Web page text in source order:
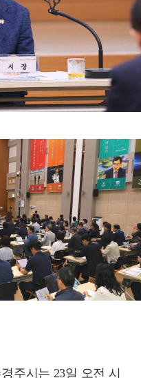
주시는 23일 오전 시